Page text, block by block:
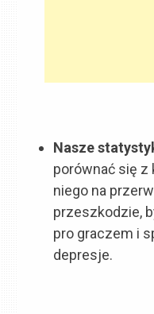
Nasze
porównać się z
niego na
przeszkodzie,
pro graczem i
depresje.